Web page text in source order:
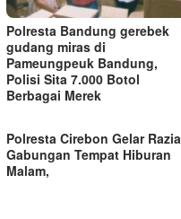
Polresta Bandung gerebek
gudang miras di
Pameungpeuk Bandung,
Polisi Sita 7.000 Botol
Berbagai Merek
Polresta Cirebon Gelar Razia
Gabungan Tempat Hiburan
Malam,